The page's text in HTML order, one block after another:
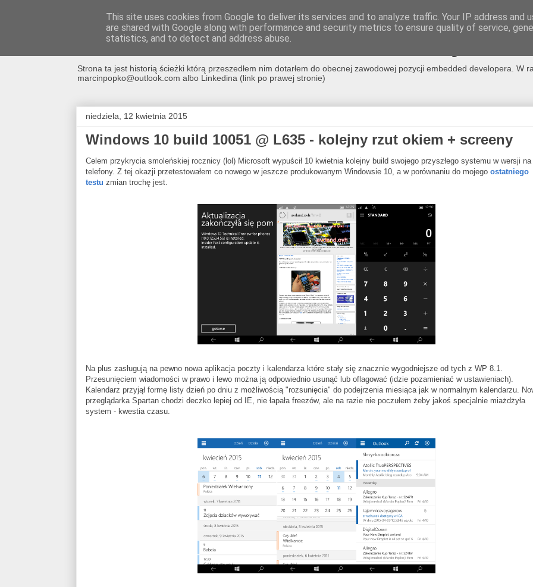
avrland.it - nic co nerdowskie nie jest mi
Strona ta jest historią ścieżki którą przeszedłem nim dotarłem do obecnej zawodowej pozycji embedded developera. W
marcinpopko@outlook.com albo Linkedina (link po prawej stronie)
niedziela, 12 kwietnia 2015
Windows 10 build 10051 @ L635 - kolejny rzut okiem + screeny
Celem przykrycia smoleńskiej rocznicy (lol) Microsoft wypuścił 10 kwietnia kolejny build swojego przyszłego systemu w wersji na
telefony. Z tej okazji przetestowałem co nowego w jeszcze produkowanym Windowsie 10, a w porównaniu do mojego ostatniego
testu zmian trochę jest.
Na plus zasługują na pewno nowa aplikacja poczty i kalendarza które stały się znacznie wygodniejsze od tych z WP 8.1.
Przesunięciem wiadomości w prawo i lewo można ją odpowiednio usunąć lub oflagować (idzie pozamieniać w ustawieniach).
Kalendarz przyjął formę listy dzień po dniu z możliwością "rozsunięcia" do podejrzenia miesiąca jak w normalnym kalendarzu.
przeglądarka Spartan chodzi deczko lepiej od IE, nie łapała freezów, ale na razie nie poczułem żeby jakoś specjalnie miażdżyła
system - kwestia czasu.
This site uses cookies from Google to deliver its services and to analyze traffic. Your IP address and
are shared with Google along with performance and security metrics to ensure quality of service,
statistics, and to detect and address abuse.